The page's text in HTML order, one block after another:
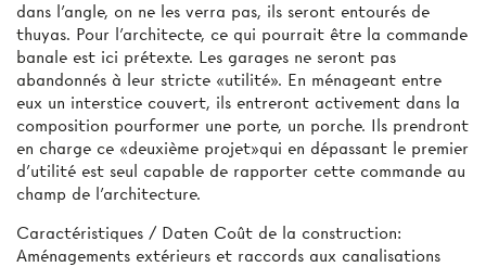
dans l'angle, on ne les verra pas, ils seront entourés de
thuyas. Pour l'architecte, ce qui pourrait être la commande
banale est ici prétexte. Les garages ne seront pas
abandonnés à leur stricte «utilité». En ménageant entre
eux un interstice couvert, ils entreront activement dans la
composition pourformer une porte, un porche. Ils prendront
en charge ce «deuxième projet»qui en dépassant le premier
d'utilité est seul capable de rapporter cette commande au
champ de l'architecture.
Caractéristiques / Daten Coût de la construction:
Aménagements extérieurs et raccords aux canalisations